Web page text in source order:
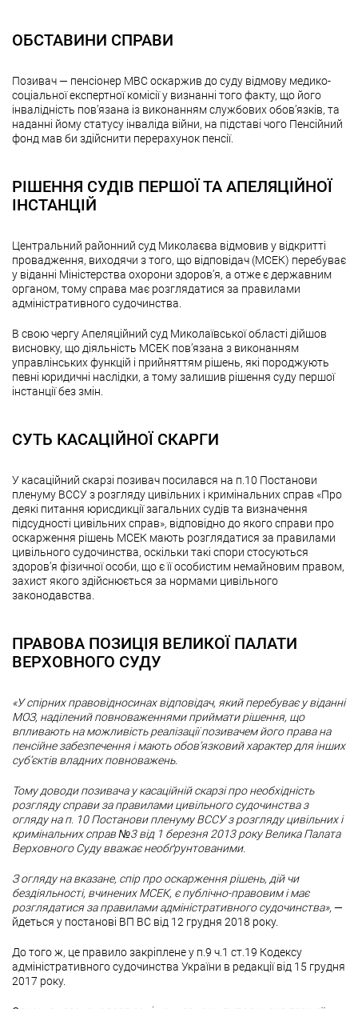
ОБСТАВИНИ СПРАВИ
Позивач — пенсіонер МВС оскаржив до суду відмову медико-
соціальної експертної комісії у визнанні того факту, що його
інвалідність пов’язана із виконанням службових обов’язків, та
наданні йому статусу інваліда війни, на підставі чого Пенсійний
фонд мав би здійснити перерахунок пенсії.
РІШЕННЯ СУДІВ ПЕРШОЇ ТА АПЕЛЯЦІЙНОЇ
ІНСТАНЦІЙ
Центральний районний суд Миколаєва відмовив у відкритті
провадження, виходячи з того, що відповідач (МСЕК) перебуває
у віданні Міністерства охорони здоров’я, а отже є державним
органом, тому справа має розглядатися за правилами
адміністративного судочинства.
В свою чергу Апеляційний суд Миколаївської області дійшов
висновку, що діяльність МСЕК пов’язана з виконанням
управлінських функцій і прийняттям рішень, які породжують
певні юридичні наслідки, а тому залишив рішення суду першої
інстанції без змін.
СУТЬ КАСАЦІЙНОЇ СКАРГИ
У касаційний скарзі позивач посилався на п.10 Постанови
пленуму ВССУ з розгляду цивільних і кримінальних справ «Про
деякі питання юрисдикції загальних судів та визначення
підсудності цивільних справ», відповідно до якого справи про
оскарження рішень МСЕК мають розглядатися за правилами
цивільного судочинства, оскільки такі спори стосуються
здоров’я фізичної особи, що є її особистим немайновим правом,
захист якого здійснюється за нормами цивільного
законодавства.
ПРАВОВА ПОЗИЦІЯ ВЕЛИКОЇ ПАЛАТИ
ВЕРХОВНОГО СУДУ
«У спірних правовідносинах відповідач, який перебуває у віданні
МОЗ, наділений повноваженнями приймати рішення, що
впливають на можливість реалізації позивачем його права на
пенсійне забезпечення і мають обов’язковий характер для інших
суб’єктів владних повноважень.
Тому доводи позивача у касаційній скарзі про необхідність
розгляду справи за правилами цивільного судочинства з
огляду на п. 10 Постанови пленуму ВССУ з розгляду цивільних і
кримінальних справ №3 від 1 березня 2013 року Велика Палата
Верховного Суду вважає необґрунтованими.
З огляду на вказане, спір про оскарження рішень, дій чи
бездіяльності, вчинених МСЕК, є публічно-правовим і має
розглядатися за правилами адміністративного судочинства», —
йдеться у постанові ВП ВС від 12 грудня 2018 року.
До того ж, це правило закріплене у п.9 ч.1 ст.19 Кодексу
адміністративного судочинства України в редакції від 15 грудня
2017 року.